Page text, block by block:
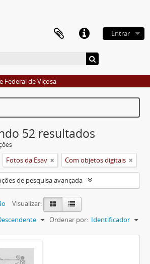
Entrar
Federal de Viçosa
52 resultados
Fotos da Esav Com objetos digitais
de pesquisa avançada
Visualizar:
Ordenar por: Identificador